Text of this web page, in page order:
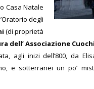
Casa Natale
degli
(di proprietà
dell’ Associazione
agli inizi dell’800, da
e sotterranei un po’